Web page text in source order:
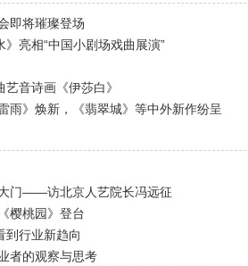
即将璀璨登场
亮相“中国小剧场戏曲展演”
音诗画《伊莎白》
雨》焕新，《翡翠城》等中外新作纷呈
门——访北京人艺院长冯远征
樱桃园》登台
到行业新趋向
者的观察与思考